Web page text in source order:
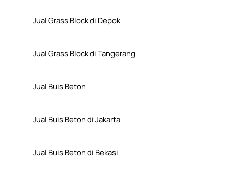
Jual Grass Block di Depok
Jual Grass Block di Tangerang
Jual Buis Beton
Jual Buis Beton di Jakarta
Jual Buis Beton di Bekasi